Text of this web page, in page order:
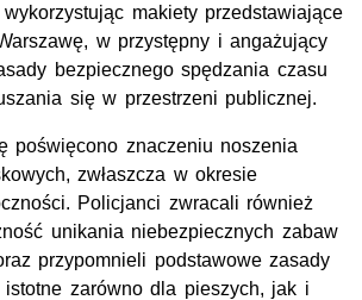
makiety przedstawiające
w przystępny i angażujący
bezpiecznego spędzania czasu
się w przestrzeni publicznej.
poświęcono znaczeniu noszenia
zwłaszcza w okresie
Policjanci zwracali również
unikania niebezpiecznych zabaw
przypomnieli podstawowe zasady
istotne zarówno dla pieszych, jak i